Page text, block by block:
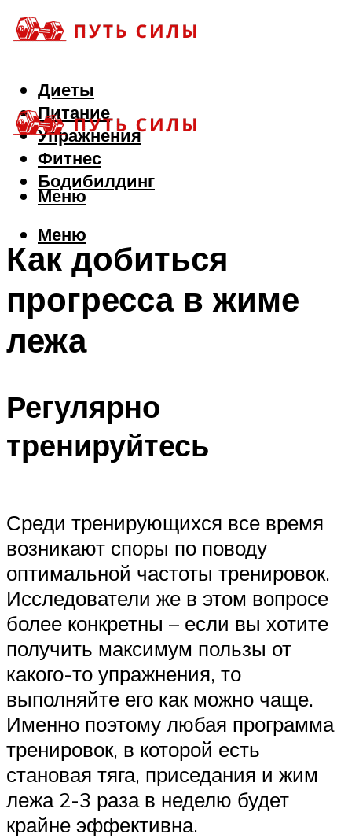
Диеты
Питание
Упражнения
Фитнес
Бодибилдинг
Меню
Меню
Как добиться
прогресса в жиме
лежа
Регулярно
тренируйтесь
Среди тренирующихся все время
возникают споры по поводу
оптимальной частоты тренировок.
Исследователи же в этом вопросе
более конкретны – если вы хотите
получить максимум пользы от
какого-то упражнения, то
выполняйте его как можно чаще.
Именно поэтому любая программа
тренировок, в которой есть
становая тяга, приседания и жим
лежа 2-3 раза в неделю будет
крайне эффективна.